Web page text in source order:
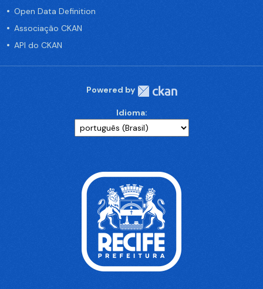
Open Data Definition
Associação CKAN
API do CKAN
Powered by
Idioma